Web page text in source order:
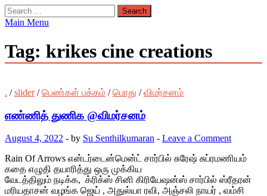
Search
for:
Main Menu
Tag: krikes cine creations
. /slider/பெண்கள் பக்கம் /பொது /விமர்சனம்
எண்ணித் துணிக @விமர்சனம்
August 4, 2022 - by Su Senthilkumaran - Leave a Comment
Rain Of Arrows என்டர்டைன்மென்ட் சார்பில் சுரேஷ் சுப்ரமணியம்
கதை எழுதி தயாரித்து ஒரு முக்கிய
வேடத்திலும் நடிக்க, க்ரிக்ஸ் சினி கிரியேஷன்ஸ் சார்பில் ஸ்ரீதரன்
மரியதாசன் வழங்க ஜெய் , அதுல்யா ரவி, அஞ்சலி நாயர் , வம்சி